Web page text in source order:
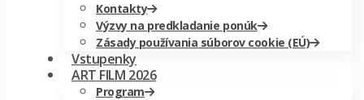
Kontakty
Výzvy na predkladanie ponúk
Zásady používania súborov cookie (EÚ)
Vstupenky
ART FILM 2026
Program